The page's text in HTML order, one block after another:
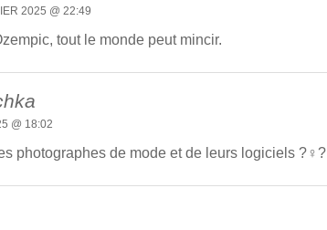
2025 @ 22:49
tout le monde peut mincir.
@ 18:02
photographes de mode et de leurs logiciels ?‍♀️?